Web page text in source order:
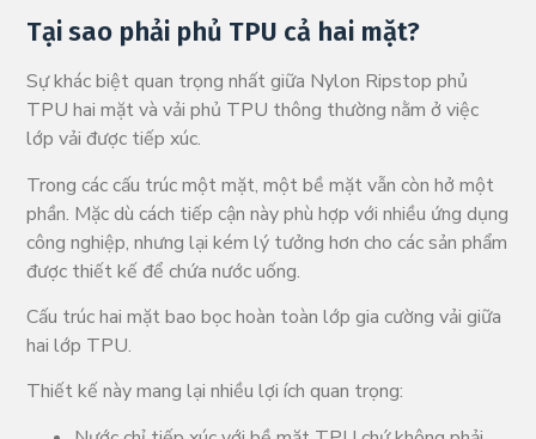
Tại sao phải phủ TPU cả hai mặt?
Sự khác biệt quan trọng nhất giữa Nylon Ripstop phủ
TPU hai mặt và vải phủ TPU thông thường nằm ở việc
lớp vải được tiếp xúc.
Trong các cấu trúc một mặt, một bề mặt vẫn còn hở một
phần. Mặc dù cách tiếp cận này phù hợp với nhiều ứng dụng
công nghiệp, nhưng lại kém lý tưởng hơn cho các sản phẩm
được thiết kế để chứa nước uống.
Cấu trúc hai mặt bao bọc hoàn toàn lớp gia cường vải giữa
hai lớp TPU.
Thiết kế này mang lại nhiều lợi ích quan trọng: